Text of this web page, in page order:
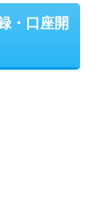
・口座開